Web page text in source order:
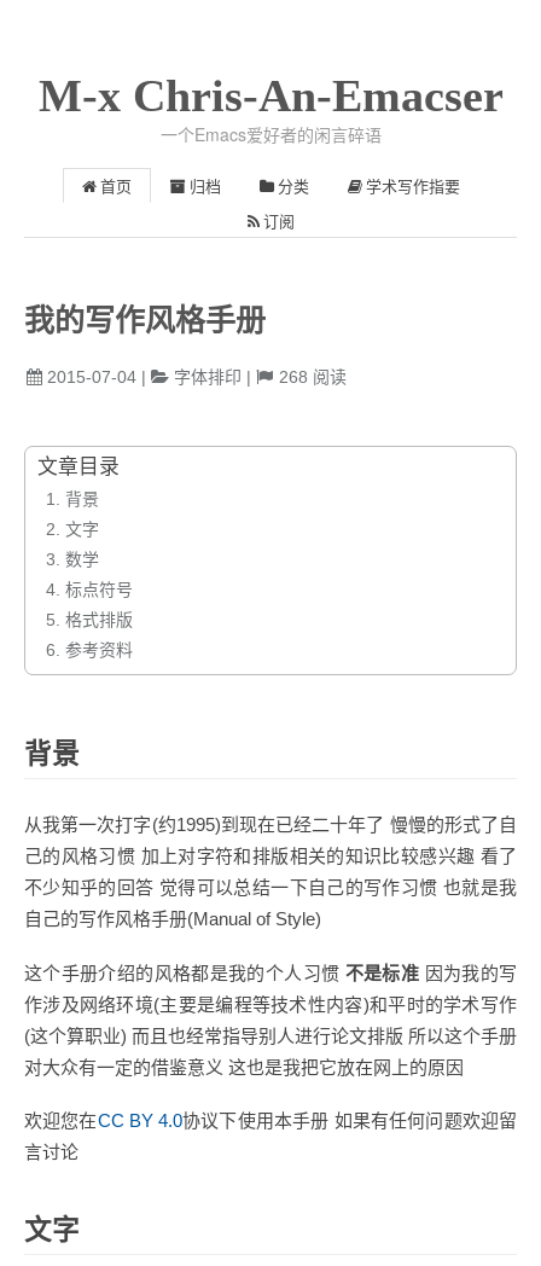
M-x Chris-An-Emacser
一个Emacs爱好者的闲言碎语
首页 归档 分类 学术写作指要
订阅
我的写作风格手册
2015-07-04 | 字体排印 | 268 阅读
文章目录
1.
背景
2. 文字
3. 数学
4. 标点符号
5. 格式排版
6. 参考资料
背景
从我第一次打字(约1995)到现在已经二十年了 慢慢的形式了自
己的风格习惯 加上对字符和排版相关的知识比较感兴趣 看了
不少知乎的回答 觉得可以总结一下自己的写作习惯 也就是我
自己的写作风格手册(Manual of Style)
这个手册介绍的风格都是我的个人习惯 不是标准 因为我的写
作涉及网络环境(主要是编程等技术性内容)和平时的学术写作
(这个算职业) 而且也经常指导别人进行论文排版 所以这个手册
对大众有一定的借鉴意义 这也是我把它放在网上的原因
欢迎您在CC BY 4.0协议下使用本手册 如果有任何问题欢迎留
言讨论
文字